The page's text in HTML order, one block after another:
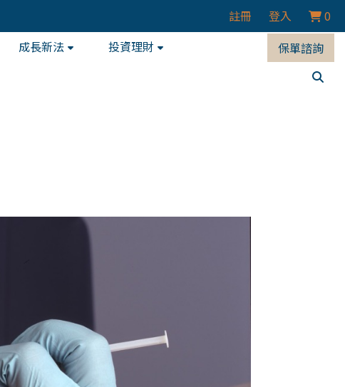
註冊 登入
0
成長新法 投資理財
保單諮詢